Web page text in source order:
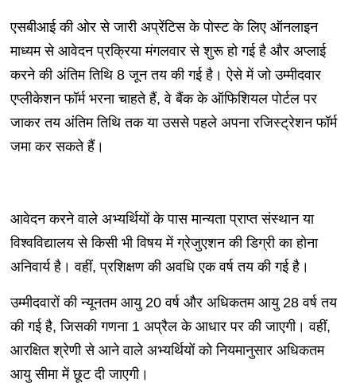
एसबीआई की ओर से जारी अप्रेंटिस के पोस्ट के लिए ऑनलाइन
माध्यम से आवेदन प्रक्रिया मंगलवार से शुरू हो गई है और अप्लाई
करने की अंतिम तिथि 8 जून तय की गई है। ऐसे में जो उम्मीदवार
एप्लीकेशन फॉर्म भरना चाहते हैं, वे बैंक के ऑफिशियल पोर्टल पर
जाकर तय अंतिम तिथि तक या उससे पहले अपना रजिस्ट्रेशन फॉर्म
जमा कर सकते हैं।
आवेदन करने वाले अभ्यर्थियों के पास मान्यता प्राप्त संस्थान या
विश्वविद्यालय से किसी भी विषय में ग्रेजुएशन की डिग्री का होना
अनिवार्य है। वहीं, प्रशिक्षण की अवधि एक वर्ष तय की गई है।
उम्मीदवारों की न्यूनतम आयु 20 वर्ष और अधिकतम आयु 28 वर्ष तय
की गई है, जिसकी गणना 1 अप्रैल के आधार पर की जाएगी। वहीं,
आरक्षित श्रेणी से आने वाले अभ्यर्थियों को नियमानुसार अधिकतम
आयु सीमा में छूट दी जाएगी।